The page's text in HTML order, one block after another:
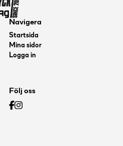
Navigera
Startsida
Mina sidor
Logga in
Följ oss